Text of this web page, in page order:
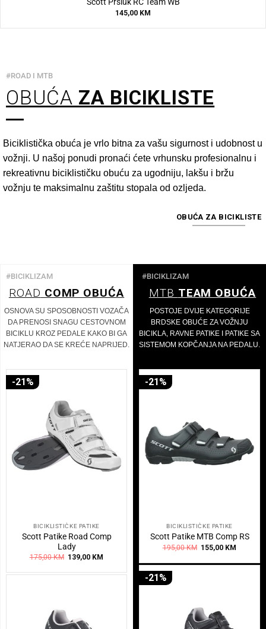
Scott Prsluk RC Team WB
145,00 KM
#ROAD I MTB
OBUĆA ZA BICIKLISTE
Biciklistička obuća je vrlo bitna za vašu sigurnost i udobnost u
vožnji. U našoj ponudi pronaći ćete vrhunsku profesionalnu i
rekreativnu biciklističku obuću za ugodniju, lakšu i bržu
vožnju te maksimalnu zaštitu stopala od ozljeda.
OBUĆA ZA BICIKLISTE
#BICIKLIZAM
ROAD COMP OBUĆA
OSNOVA SU SPOSOBNOSTI VOZAČA
DA PRENOSI SNAGU CESTOVNOM
BICIKLU KROZ PEDALE KAKO BI GA
NATJERAO DA SE KREĆE NAPRIJED.
-21%
BICIKLISTIČKE PATIKE
Scott Patike Road Comp
Lady
175,00KM Original
was:
139,00 KM
is:
#BICIKLIZAM
MTB TEAM OBUĆA
POSTOJE DVIJE KATEGORIJE
BRDSKE OBUĆE ZA VOŽNJU
BICIKLA, RAVNE PATIKE I PATIKE SA
SISTEMOM KOPČANJA NA PEDALU.
-21%
BICIKLISTIČKE PATIKE
Scott Patike MTB Comp RS
195,00KM Original
price
was:
195,00 KM.
155,00 KM
is:
155,00
-21%